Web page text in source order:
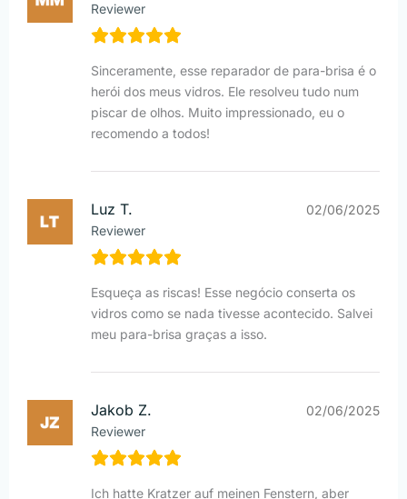
Reviewer
Sinceramente, esse reparador de para-brisa é o
herói dos meus vidros. Ele resolveu tudo num
piscar de olhos. Muito impressionado, eu o
recomendo a todos!
Luz T.
Reviewer
02/06/2025
Esqueça as riscas! Esse negócio conserta os
vidros como se nada tivesse acontecido. Salvei
meu para-brisa graças a isso.
Jakob Z.
Reviewer
02/06/2025
Ich hatte Kratzer auf meinen Fenstern, aber